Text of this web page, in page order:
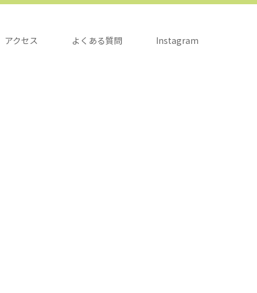
アクセス よくある質問 Instagram